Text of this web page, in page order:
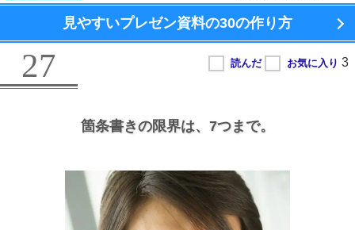
見やすいプレゼン資料の30の作り方
27
箇条書きの限界は、 7つまで。